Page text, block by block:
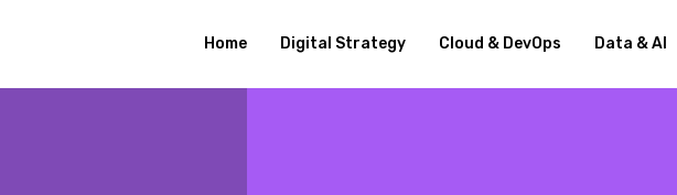
Home Digital Strategy Cloud & DevOps Data & AI